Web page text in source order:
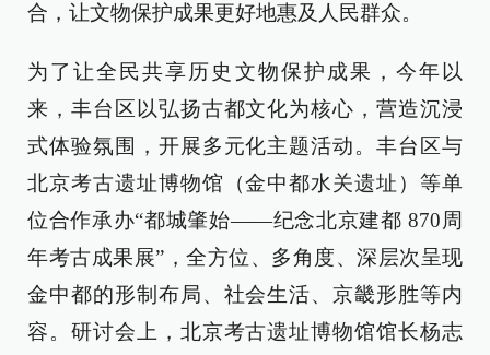
合，让文物保护成果更好地惠及人民群众。
为了让全民共享历史文物保护成果，今年以
来，丰台区以弘扬古都文化为核心，营造沉浸
式体验氛围，开展多元化主题活动。丰台区与
北京考古遗址博物馆（金中都水关遗址）等单
位合作承办“都城肇始——纪念北京建都 870周
年考古成果展”，全方位、多角度、深层次呈现
金中都的形制布局、社会生活、京畿形胜等内
容。研讨会上，北京考古遗址博物馆馆长杨志